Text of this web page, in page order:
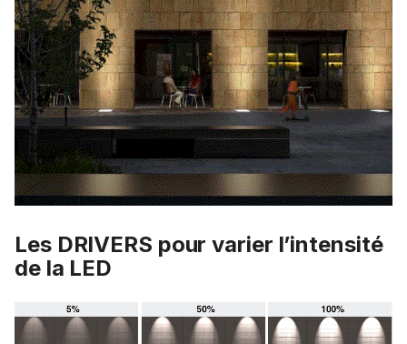
Les DRIVERS pour varier l’intensité
de la LED